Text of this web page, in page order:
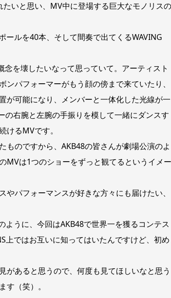
いと思い、MV中に登場する巨大なモノリスの
ールを40本、そして間奏で出てくるWAVING
を壊したいなって思っていて。アーティスト
パフォーマーがもう顔の傍まで来ていたり、
が可能になり、メンバーと一体化した光線が一
右腕と左腕の手振りを模して一緒にダンスす
けるMVです。
ものですから、AKB48の皆さんが劇場公演のよ
MVは1つのショーをずっと観てるというイメー
パフォーマンスが好きな方々にも届けたい、
うに、今回はAKB48で世界一を獲るコンテス
上ではお互いに知ってはいたんですけど、初め
あると思うので、何度も見てほしいなと思う
（笑）。